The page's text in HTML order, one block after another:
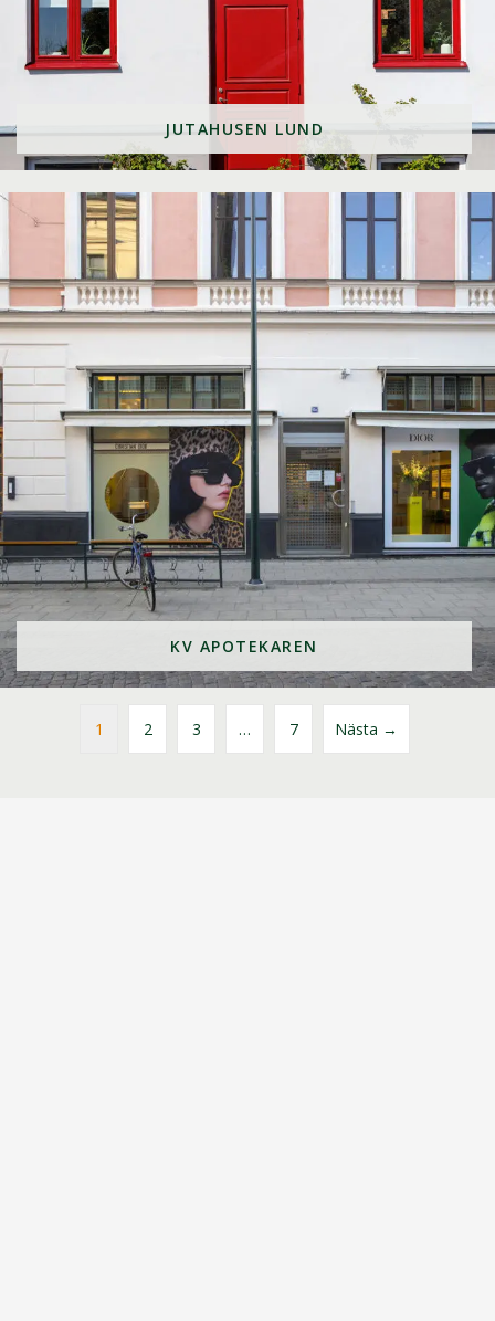
JUTAHUSEN LUND
KV APOTEKAREN
1 2 3 … 7 Nästa →